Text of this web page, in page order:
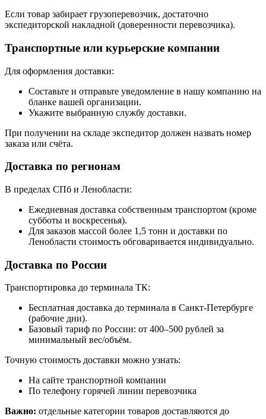
Если товар забирает грузоперевозчик, достаточно
экспедиторской накладной (доверенности перевозчика).
Транспортные или курьерские компании
Для оформления доставки:
Составьте и отправьте уведомление в нашу компанию на
бланке вашей организации.
Укажите выбранную службу доставки.
При получении на складе экспедитор должен назвать номер
заказа или счёта.
Доставка по регионам
В пределах СПб и Ленобласти:
Ежедневная доставка собственным транспортом (кроме
субботы и воскресенья).
Для заказов массой более 1,5 тонн и доставки по
Ленобласти стоимость обговаривается индивидуально.
Доставка по России
Транспортировка до терминала ТК:
Бесплатная доставка до терминала в Санкт-Петербурге
(рабочие дни).
Базовый тариф по России: от 400–500 рублей за
минимальный вес/объём.
Точную стоимость доставки можно узнать:
На сайте транспортной компании
По телефону горячей линии перевозчика
Важно: отдельные категории товаров доставляются до